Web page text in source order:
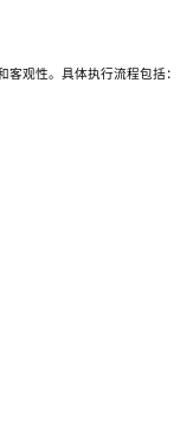
观性。具体执行流程包括：